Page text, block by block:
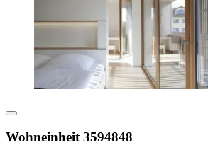
Wohneinheit 3594848